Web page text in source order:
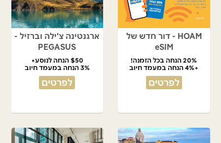
HOAM - דור חדש של
eSIM
20% הנחה בכל הזמנה!
+4% הנחה במעמד חיוב
לפרטים
ארגנטינה צ'ילה וברזיל -
PEGASUS
$50 הנחה לנוסע+
3% הנחה במעמד חיוב
לפרטים